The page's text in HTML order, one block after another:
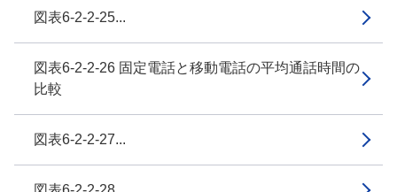
図表6-2-2-25...
図表6-2-2-26 固定電話と移動電話の平均通話時間の
比較
図表6-2-2-27...